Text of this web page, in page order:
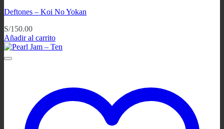
Deftones – Koi No Yokan
S/150.00
Añadir al carrito